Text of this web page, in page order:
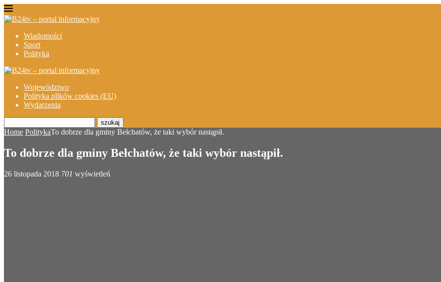
Wiadomości
Sport
Polityka
Województwo
Polityka plików cookies (EU)
Wydarzenia
szukaj
Home PolitykaTo dobrze dla gminy Bełchatów, że taki wybór nastąpił.
To dobrze dla gminy Bełchatów, że taki wybór nastąpił.
26 listopada 2018 701 wyświetleń